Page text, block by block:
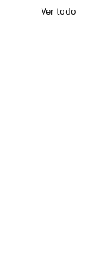
Ver todo